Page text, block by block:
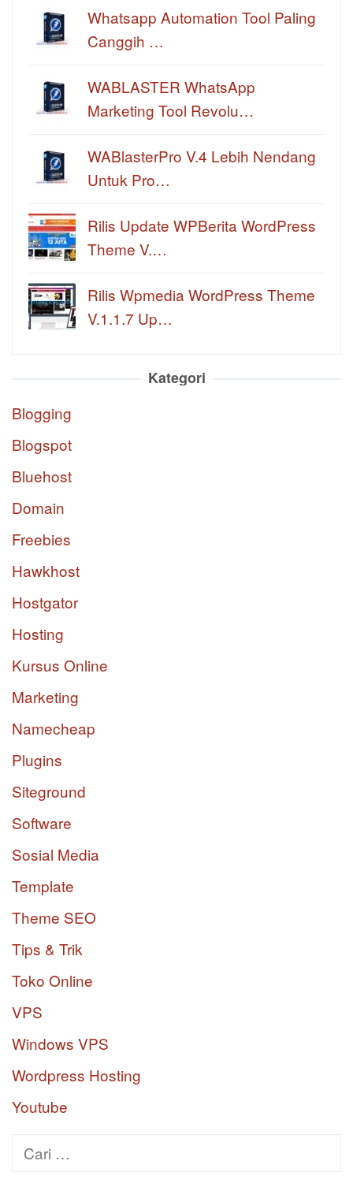
Whatsapp Automation Tool Paling
Canggih …
WABLASTER WhatsApp
Marketing Tool Revolu…
WABlasterPro V.4 Lebih Nendang
Untuk Pro…
Rilis Update WPBerita WordPress
Theme V.…
Rilis Wpmedia WordPress Theme
V.1.1.7 Up…
Kategori
Blogging
Blogspot
Bluehost
Domain
Freebies
Hawkhost
Hostgator
Hosting
Kursus Online
Marketing
Namecheap
Plugins
Siteground
Software
Sosial Media
Template
Theme SEO
Tips & Trik
Toko Online
VPS
Windows VPS
Wordpress Hosting
Youtube
Cari